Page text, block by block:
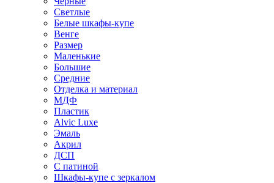
Светлые
Белые шкафы-купе
Венге
Размер
Маленькие
Большие
Средние
Отделка и материал
МДФ
Пластик
Alvic Luxe
Эмаль
Акрил
ДСП
С патиной
Шкафы-купе с зеркалом